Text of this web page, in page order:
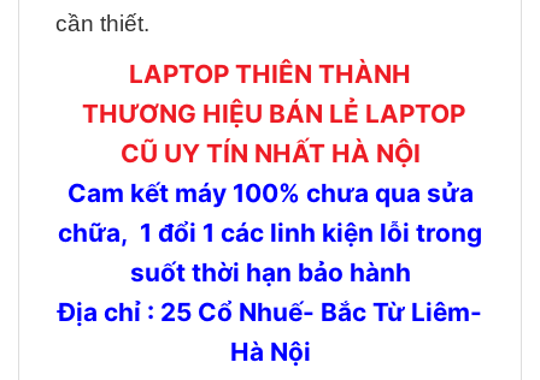
cần thiết.
LAPTOP THIÊN THÀNH
THƯƠNG HIỆU BÁN LẺ LAPTOP
CŨ UY TÍN NHẤT HÀ NỘI
Cam kết máy 100% chưa qua sửa
chữa, 1 đổi 1 các linh kiện lỗi trong
suốt thời hạn bảo hành
Địa chỉ : 25 Cổ Nhuế- Bắc Từ Liêm-
Hà Nội